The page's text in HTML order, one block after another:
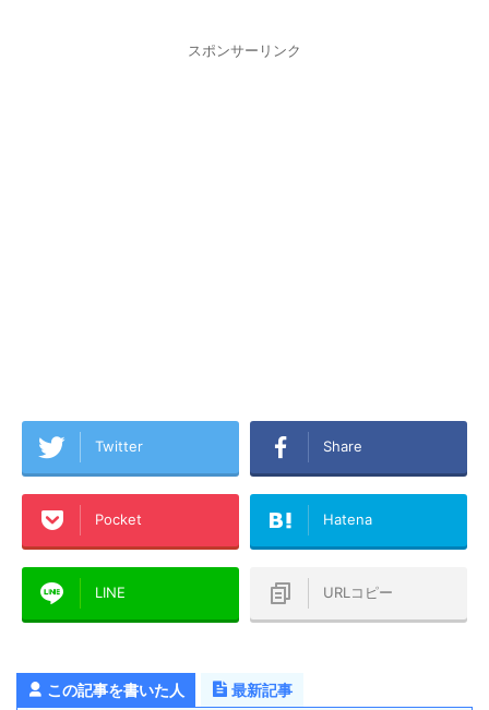
スポンサーリンク
Twitter Share
Pocket Hatena
LINE URLコピー
この記事を書いた人 最新記事